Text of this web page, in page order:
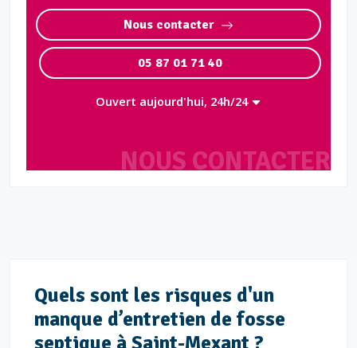
NOUS CONTACTER
Nous contacter
05 87 01 71 40
Ouvert aujourd'hui, 24h/24
Quels sont les risques d'un
manque d’entretien de fosse
septique à Saint-Mexant ?